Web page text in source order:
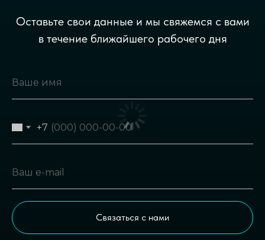
Оставьте свои данные и мы свяжемся с вами
в течение ближайшего рабочего дня
+7
Связаться с нами